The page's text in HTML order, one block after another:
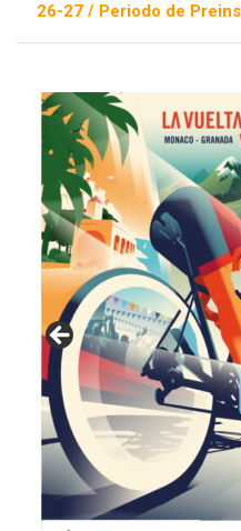
Periodo de